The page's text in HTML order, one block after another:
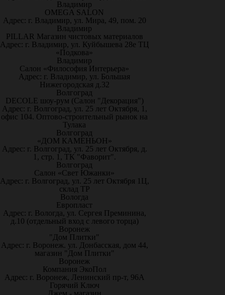
Владимир
OMEGA SALON
Адрес: г. Владимир, ул. Мира, 49, пом. 20
Владимир
PILLAR Магазин чистовых материалов
Адрес: г. Владимир, ул. Куйбышева 28е ТЦ
«Подкова»
Владимир
Салон «Философия Интерьера»
Адрес: г. Владимир, ул. Большая
Нижегородская д.32
Волгоград
DECOLE шоу-рум (Салон "Декорация")
Адрес: г. Волгоград, ул. 25 лет Октября, 1,
офис 104. Оптово-строительный рынок на
Тулака
Волгоград
«ДОМ КАМЕНЬОН»
Адрес: г. Волгоград, ул. 25 лет Октября, д.
1, стр. 1, ТК "Фаворит".
Волгоград
Салон «Свет Южанки»
Адрес: г. Волгоград, ул. 25 лет Октября 1Ц,
склад ТР
Вологда
Европласт
Адрес: г. Вологда, ул. Сергея Преминина,
д.10 (отдельный вход с левого торца)
Воронеж
"Дом Плитки"
Адрес: г. Воронеж. ул. Донбасская, дом 44,
магазин "Дом Плитки"
Воронеж
Компания ЭкоПол
Адрес: г. Воронеж, Ленинский пр-т, 96А
Горячий Ключ
Джем - магазин